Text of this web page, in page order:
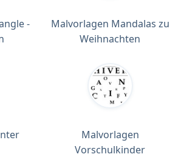
-
Malvorlagen Mandalas zu
Weihnachten
Malvorlagen
Vorschulkinder